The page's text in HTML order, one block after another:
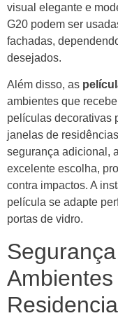
visual elegante e
G20 podem ser
fachadas,
desejados.
Além disso, as
ambientes que
películas decorativas
janelas de
segurança adicional, a
excelente escolha,
contra impactos. A
película se adapte
portas de vidro.